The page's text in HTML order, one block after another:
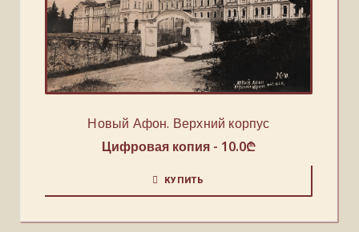
Новый Афон. Верхний корпус
Цифровая копия - 10.0₾
КУПИТЬ